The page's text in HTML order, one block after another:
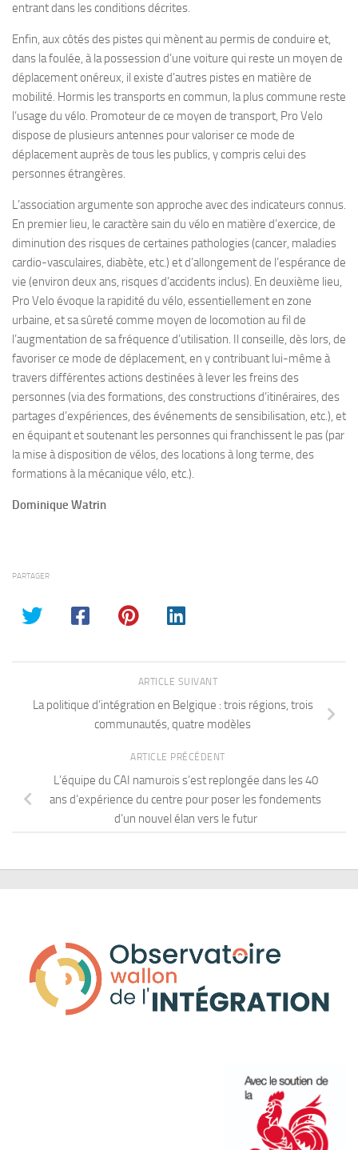
entrant dans les conditions décrites.
Enfin, aux côtés des pistes qui mènent au permis de conduire et,
dans la foulée, à la possession d’une voiture qui reste un moyen de
déplacement onéreux, il existe d’autres pistes en matière de
mobilité. Hormis les transports en commun, la plus commune reste
l’usage du vélo. Promoteur de ce moyen de transport, Pro Velo
dispose de plusieurs antennes pour valoriser ce mode de
déplacement auprès de tous les publics, y compris celui des
personnes étrangères.
L’association argumente son approche avec des indicateurs connus.
En premier lieu, le caractère sain du vélo en matière d’exercice, de
diminution des risques de certaines pathologies (cancer, maladies
cardio-vasculaires, diabète, etc.) et d’allongement de l’espérance de
vie (environ deux ans, risques d’accidents inclus). En deuxième lieu,
Pro Velo évoque la rapidité du vélo, essentiellement en zone
urbaine, et sa sûreté comme moyen de locomotion au fil de
l’augmentation de sa fréquence d’utilisation. Il conseille, dès lors, de
favoriser ce mode de déplacement, en y contribuant lui-même à
travers différentes actions destinées à lever les freins des
personnes (via des formations, des constructions d’itinéraires, des
partages d’expériences, des événements de sensibilisation, etc.), et
en équipant et soutenant les personnes qui franchissent le pas (par
la mise à disposition de vélos, des locations à long terme, des
formations à la mécanique vélo, etc.).
Dominique Watrin
PARTAGER
ARTICLE SUIVANT
La politique d’intégration en Belgique : trois régions, trois
communautés, quatre modèles
ARTICLE PRÉCÉDENT
L’équipe du CAI namurois s’est replongée dans les 40
ans d’expérience du centre pour poser les fondements
d’un nouvel élan vers le futur